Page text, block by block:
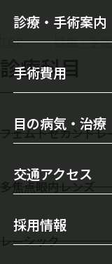
院長からのメッセ
スタッフ紹介
森井眼科の特徴
医師のご紹介
当院について
施設案内
診療・手術案内
一般診療
メガネ・コンタ
セカンドオピニ
オルソケラトロジ
レーシック手術
手術費用
目の病気・治療
白内障
緑内障
霰粒腫
交通アクセス
採用情報
TOP 診療・手
診療科目
フェムトセカンドレ
多焦点眼内レンズ
レーシック